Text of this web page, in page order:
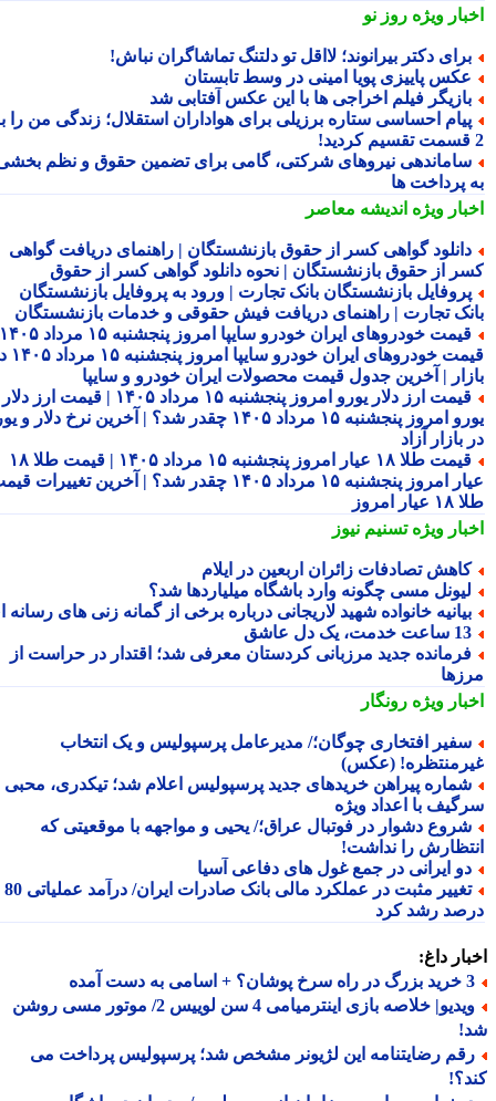
ویژهروز نو
دکتر بیرانوند؛ لااقل تو دلتنگ تماشاگران نباش!
پاییزی پویا امینی در وسط تابستان
فیلم اخراجی ها با این عکس آفتابی شد
احساسی ستاره برزیلی برای هواداران استقلال؛ زندگی من را به
نیروهای شرکتی، گامی برای تضمین حقوق و نظم بخشی
پرداخت ها
ویژهاندیشه معاصر
گواهی کسر از حقوق بازنشستگان | راهنمای دریافت گواهی
از حقوق بازنشستگان | نحوه دانلود گواهی کسر از حقوق
بازنشستگان بانک تجارت | ورود به پروفایل بازنشستگان
تجارت | راهنمای دریافت فیش حقوقی و خدمات بازنشستگان
قیمت خودروهای ایران خودرو سایپا امروز پنجشنبه ۱۵ مرداد ۱۴۰۵ |
قیمت خودروهای ایران خودرو سایپا امروز پنجشنبه ۱۵ مرداد ۱۴۰۵ در
| آخرین جدول قیمت محصولات ایران خودرو و سایپا
قیمت ارز دلار یورو امروز پنجشنبه ۱۵ مرداد ۱۴۰۵ | قیمت ارز دلار
یورو امروز پنجشنبه ۱۵ مرداد ۱۴۰۵ چقدر شد؟ | آخرین نرخ دلار و یورو
آزاد
قیمت طلا ۱۸ عیار امروز پنجشنبه ۱۵ مرداد ۱۴۰۵ | قیمت طلا ۱۸
عیار امروز پنجشنبه ۱۵ مرداد ۱۴۰۵ چقدر شد؟ | آخرین تغییرات قیمت
امروز
ویژهتسنیم نیوز
تصادفات زائران اربعین در ایلام
مسی چگونه وارد باشگاه میلیاردها شد؟
خانواده شهید لاریجانی درباره برخی از گمانه زنی های رسانه ای
خدمت، یک دل عاشق
جدید مرزبانی کردستان معرفی شد؛ اقتدار در حراست از
ویژهرونگار
افتخاری چوگان؛/ مدیرعامل پرسپولیس و یک انتخاب
(عکس)
پیراهن خریدهای جدید پرسپولیس اعلام شد؛ تیکدری، محبی و
با اعداد ویژه
دشوار در فوتبال عراق؛/ یحیی و مواجهه با موقعیتی که
را نداشت!
ایرانی در جمع غول های دفاعی آسیا
تغییر مثبت در عملکرد مالی بانک صادرات ایران/ درآمد عملیاتی 80
رشد کرد
داغ:
ویدیو| خلاصه بازی اینترمیامی 4 سن لوییس 2/ موتور مسی روشن
رضایتنامه این لژیونر مشخص شد؛ پرسپولیس پرداخت می